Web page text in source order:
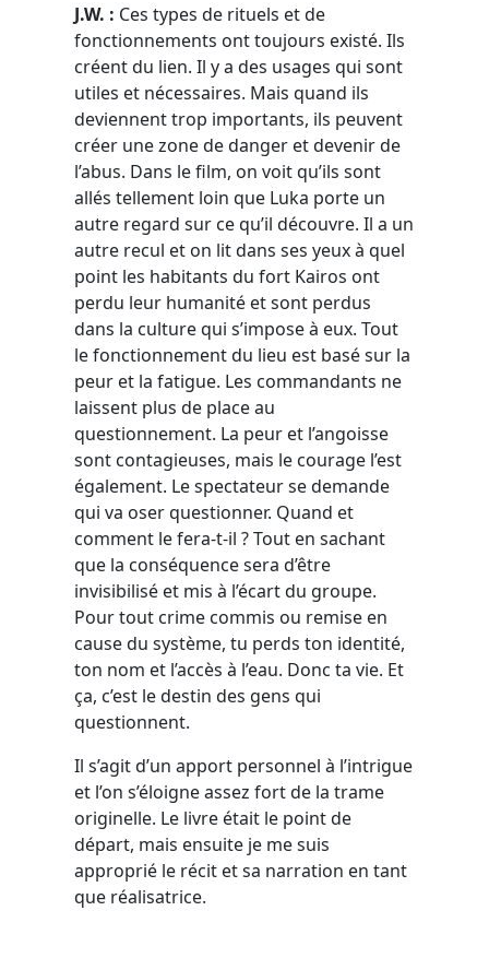
J.W. : Ces types de rituels et de
fonctionnements ont toujours existé. Ils
créent du lien. Il y a des usages qui sont
utiles et nécessaires. Mais quand ils
deviennent trop importants, ils peuvent
créer une zone de danger et devenir de
l’abus. Dans le film, on voit qu’ils sont
allés tellement loin que Luka porte un
autre regard sur ce qu’il découvre. Il a un
autre recul et on lit dans ses yeux à quel
point les habitants du fort Kairos ont
perdu leur humanité et sont perdus
dans la culture qui s’impose à eux. Tout
le fonctionnement du lieu est basé sur la
peur et la fatigue. Les commandants ne
laissent plus de place au
questionnement. La peur et l’angoisse
sont contagieuses, mais le courage l’est
également. Le spectateur se demande
qui va oser questionner. Quand et
comment le fera-t-il ? Tout en sachant
que la conséquence sera d’être
invisibilisé et mis à l’écart du groupe.
Pour tout crime commis ou remise en
cause du système, tu perds ton identité,
ton nom et l’accès à l’eau. Donc ta vie. Et
ça, c’est le destin des gens qui
questionnent.
Il s’agit d’un apport personnel à l’intrigue
et l’on s’éloigne assez fort de la trame
originelle. Le livre était le point de
départ, mais ensuite je me suis
approprié le récit et sa narration en tant
que réalisatrice.